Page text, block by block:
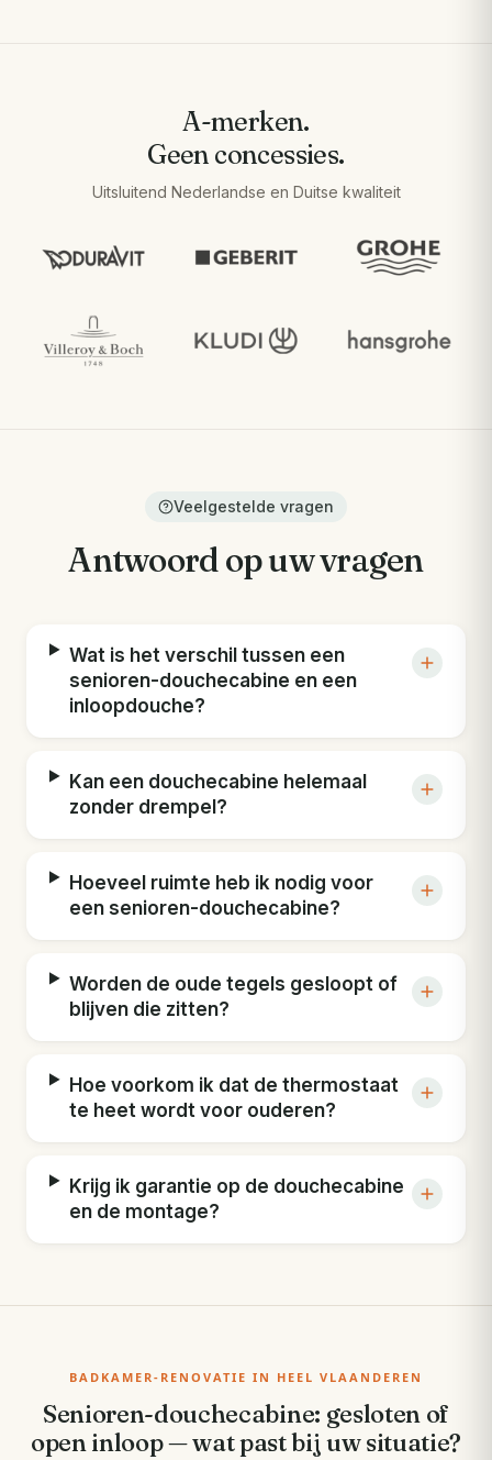
A-merken.
Geen concessies.
Uitsluitend Nederlandse en Duitse kwaliteit
Veelgestelde vragen
Antwoord op uw vragen
Wat is het verschil tussen een
senioren-douchecabine en een
inloopdouche?
Kan een douchecabine helemaal
zonder drempel?
Hoeveel ruimte heb ik nodig voor
een senioren-douchecabine?
Worden de oude tegels gesloopt of
blijven die zitten?
Hoe voorkom ik dat de thermostaat
te heet wordt voor ouderen?
Krijg ik garantie op de douchecabine
en de montage?
BADKAMER-RENOVATIE IN HEEL VLAANDEREN
Senioren-douchecabine: gesloten of
open inloop — wat past bij uw situatie?